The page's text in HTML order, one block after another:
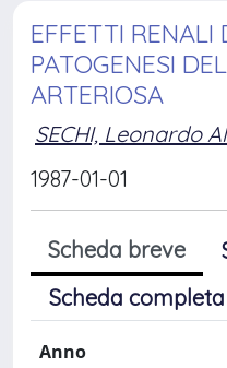
EFFETTI RENALI
PATOGENESI
ARTERIOSA
SECHI, Leonardo
1987-01-01
Scheda breve
Scheda
Anno